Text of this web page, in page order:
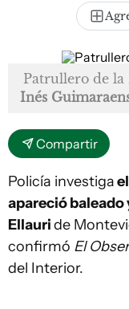
Patrullero de la
Inés
Compartir
Policía investigael
apareció baleado
Ellauride
confirmó El
del Interior.